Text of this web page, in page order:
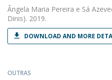
Ângela Maria Pereira e Sá
Dinis). 2019.
DOWNLOAD AND MORE
OUTRAS